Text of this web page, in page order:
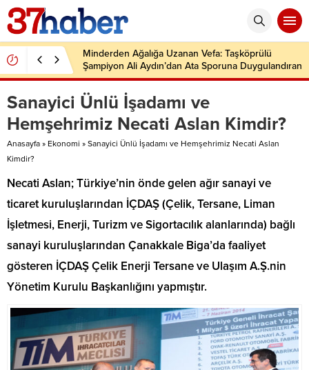
Minderden Ağalığa Uzanan Vefa: Taşköprülü
Şampiyon Ali Aydın’dan Ata Sporuna Duygulandıran
Dönüş
Sanayici Ünlü İşadamı ve
Hemşehrimiz Necati Aslan Kimdir?
Anasayfa » Ekonomi » Sanayici Ünlü İşadamı ve Hemşehrimiz Necati Aslan
Kimdir?
Necati Aslan; Türkiye’nin önde gelen ağır sanayi ve
ticaret kuruluşlarından İÇDAŞ (Çelik, Tersane, Liman
İşletmesi, Enerji, Turizm ve Sigortacılık alanlarında) bağlı
sanayi kuruluşlarından Çanakkale Biga’da faaliyet
gösteren İÇDAŞ Çelik Enerji Tersane ve Ulaşım A.Ş.nin
Yönetim Kurulu Başkanlığını yapmıştır.